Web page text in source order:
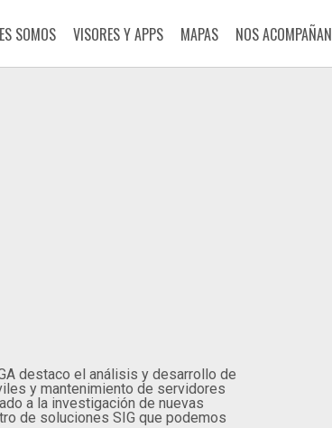
SOMOS VISORES Y APPS MAPAS NOS ACOMPAÑAN
destaco el análisis y desarrollo de
y mantenimiento de servidores
a la investigación de nuevas
de soluciones SIG que podemos